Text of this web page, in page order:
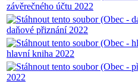
závěrečného účtu 2022
daňové přiznání 2022
hlavní kniha 2022
2022